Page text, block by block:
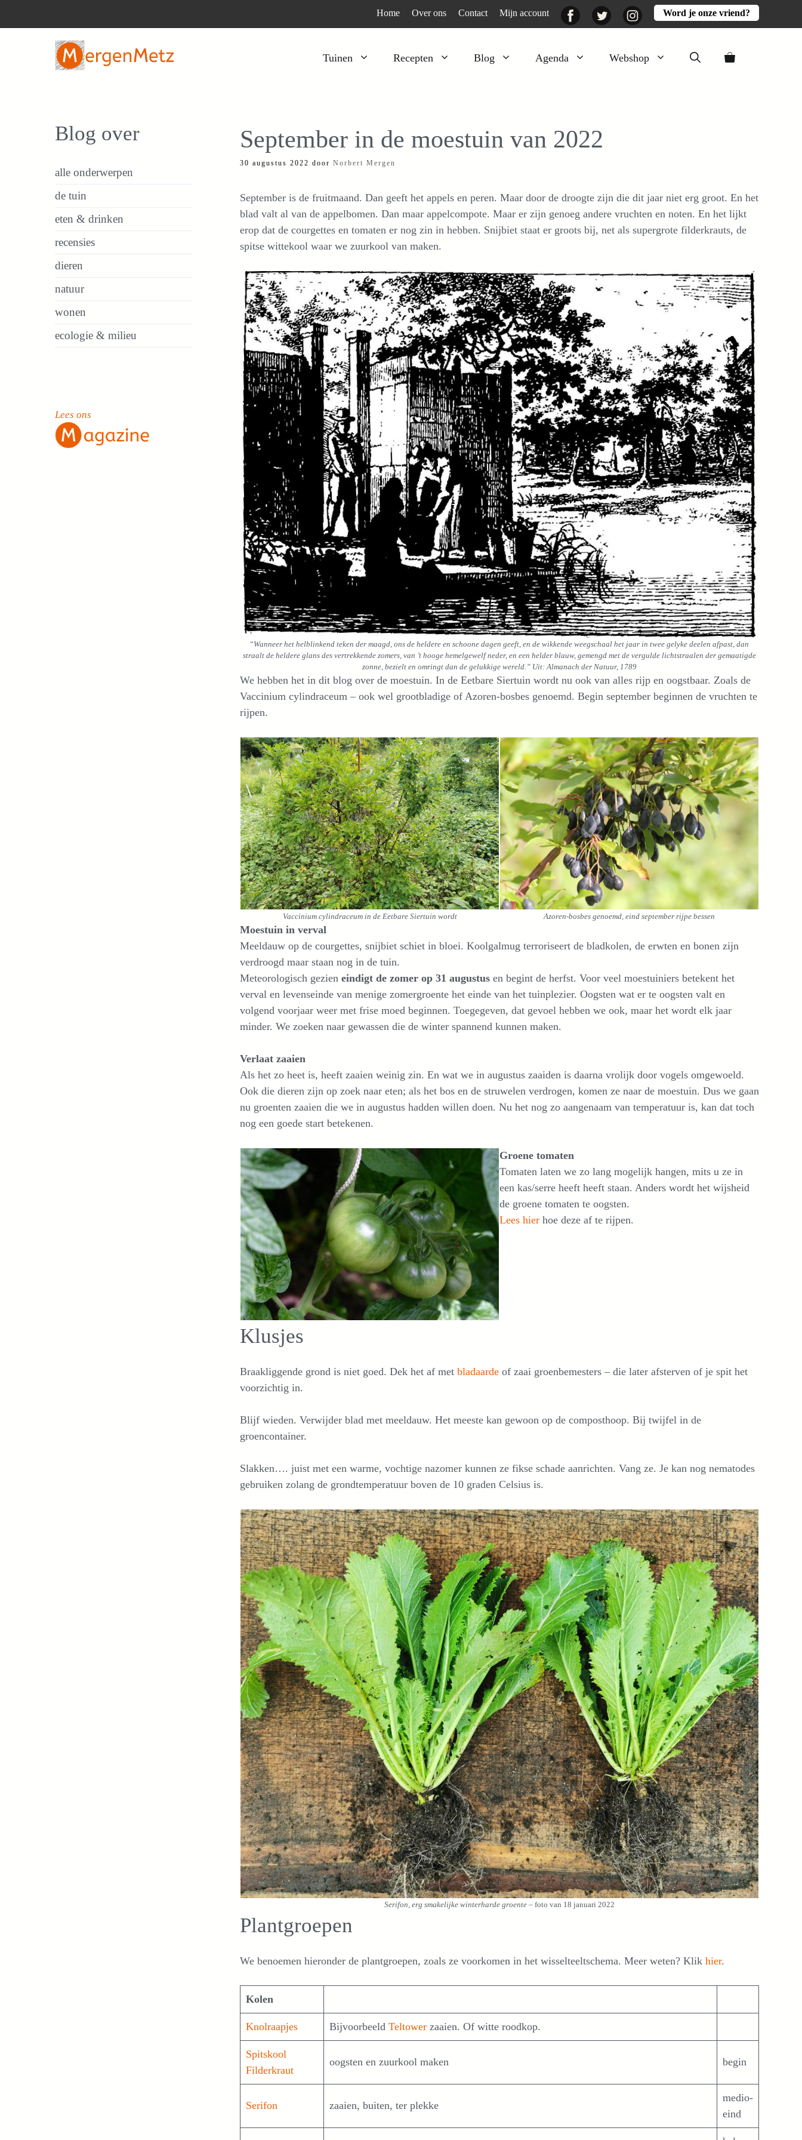
Home Over ons Contact Mijn account FacebookTwitter InstagramWord je onze vriend?
Tuinen Recepten Blog Agenda Webshop
Kruiden
Moestuin
Voedselbos
Peulgroenten
Wortelgroenten
Bladgroenten
Lekker
September in de moestuin van 2022
30 augustus 2022 door Norbert Mergen
September is de fruitmaand. Dan geeft het appels en peren. Maar door de droogte zijn die dit jaar niet erg groot. En het
blad valt al van de appelbomen. Dan maar appelcompote. Maar er zijn genoeg andere vruchten en noten. En het lijkt
erop dat de courgettes en tomaten er nog zin in hebben. Snijbiet staat er groots bij, net als supergrote filderkrauts, de
spitse wittekool waar we zuurkool van maken.
“Wanneer het helblinkend teken der maagd, ons de heldere en schoone dagen geeft, en de wikkende weegschaal het jaar in twee gelyke deelen afpast, dan
straalt de heldere glans des vertrekkende zomers, van ’t hooge hemelgewelf neder, en een helder blauw, gemengd met de vergulde lichtstraalen der gemaatigde
zonne, bezielt en omringt dan de gelukkige wereld.” Uit: Almanach der Natuur, 1789
We hebben het in dit blog over de moestuin. In de Eetbare Siertuin wordt nu ook van alles rijp en oogstbaar. Zoals de
Vaccinium cylindraceum – ook wel grootbladige of Azoren-bosbes genoemd. Begin september beginnen de vruchten te
rijpen.
Vaccinium cylindraceum in de Eetbare Siertuin wordt Azoren-bosbes genoemd, eind september rijpe bessen
Moestuin in verval
Meeldauw op de courgettes, snijbiet schiet in bloei. Koolgalmug terroriseert de bladkolen, de erwten en bonen zijn
verdroogd maar staan nog in de tuin.
Meteorologisch gezien eindigt de zomer op 31 augustus en begint de herfst. Voor veel moestuiniers betekent het
verval en levenseinde van menige zomergroente het einde van het tuinplezier. Oogsten wat er te oogsten valt en
volgend voorjaar weer met frise moed beginnen. Toegegeven, dat gevoel hebben we ook, maar het wordt elk jaar
minder. We zoeken naar gewassen die de winter spannend kunnen maken.
Verlaat zaaien
Als het zo heet is, heeft zaaien weinig zin. En wat we in augustus zaaiden is daarna vrolijk door vogels omgewoeld.
Ook die dieren zijn op zoek naar eten; als het bos en de struwelen verdrogen, komen ze naar de moestuin. Dus we gaan
nu groenten zaaien die we in augustus hadden willen doen. Nu het nog zo aangenaam van temperatuur is, kan dat toch
nog een goede start betekenen.
Groene tomaten
Tomaten laten we zo lang mogelijk hangen, mits u ze in
een kas/serre heeft heeft staan. Anders wordt het wijsheid
de groene tomaten te oogsten.
Lees hier hoe deze af te rijpen.
Klusjes
Braakliggende grond is niet goed. Dek het af met bladaarde of zaai groenbemesters – die later afsterven of je spit het
voorzichtig in.
Blijf wieden. Verwijder blad met meeldauw. Het meeste kan gewoon op de composthoop. Bij twijfel in de
groencontainer.
Slakken…. juist met een warme, vochtige nazomer kunnen ze fikse schade aanrichten. Vang ze. Je kan nog nematodes
gebruiken zolang de grondtemperatuur boven de 10 graden Celsius is.
Serifon, erg smakelijke winterharde groente – foto van 18 januari 2022
Plantgroepen
We benoemen hieronder de plantgroepen, zoals ze voorkomen in het wisselteeltschema. Meer weten? Klik hier.
Kolen
Knolraapjes Bijvoorbeeld Teltower zaaien. Of witte roodkop.
Spitskool
Filderkraut
oogsten en zuurkool maken begin
Serifon zaaien, buiten, ter plekke
medio-
eind
Blog over
alle onderwerpen
de tuin
eten & drinken
recensies
dieren
natuur
wonen
ecologie & milieu
Lees ons